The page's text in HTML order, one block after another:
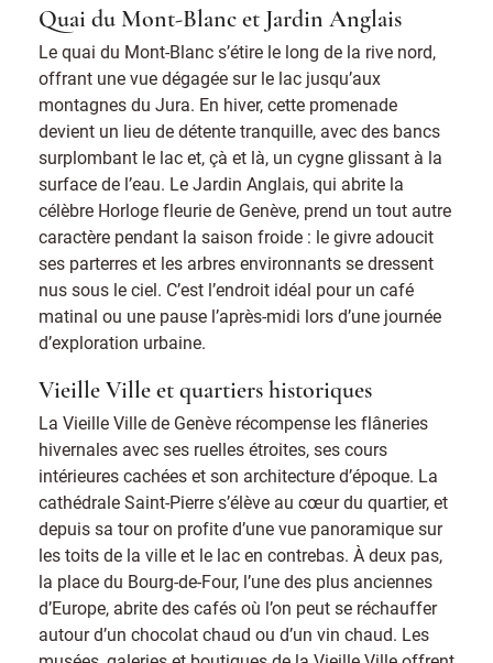
Quai du Mont-Blanc et Jardin Anglais
Le quai du Mont-Blanc s’étire le long de la rive nord,
offrant une vue dégagée sur le lac jusqu’aux
montagnes du Jura. En hiver, cette promenade
devient un lieu de détente tranquille, avec des bancs
surplombant le lac et, çà et là, un cygne glissant à la
surface de l’eau. Le Jardin Anglais, qui abrite la
célèbre Horloge fleurie de Genève, prend un tout autre
caractère pendant la saison froide : le givre adoucit
ses parterres et les arbres environnants se dressent
nus sous le ciel. C’est l’endroit idéal pour un café
matinal ou une pause l’après-midi lors d’une journée
d’exploration urbaine.
Vieille Ville et quartiers historiques
La Vieille Ville de Genève récompense les flâneries
hivernales avec ses ruelles étroites, ses cours
intérieures cachées et son architecture d’époque. La
cathédrale Saint-Pierre s’élève au cœur du quartier, et
depuis sa tour on profite d’une vue panoramique sur
les toits de la ville et le lac en contrebas. À deux pas,
la place du Bourg-de-Four, l’une des plus anciennes
d’Europe, abrite des cafés où l’on peut se réchauffer
autour d’un chocolat chaud ou d’un vin chaud. Les